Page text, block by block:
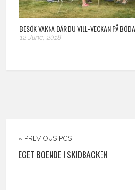
BESÖK VAKNA DÄR DU VILL-VECKAN PÅ BÖDA
12 June, 2018
« PREVIOUS POST
EGET BOENDE I SKIDBACKEN